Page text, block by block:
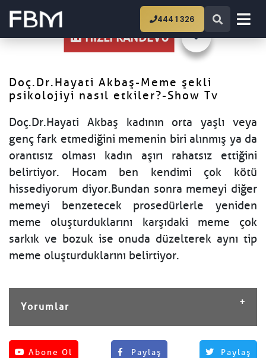
444 1 326
Doç.Dr.Hayati Akbaş-Meme şekli
psikolojiyi nasıl etkiler?-Show Tv
HIZLI RANDEVU
Doç.Dr.Hayati Akbaş-Meme şekli
psikolojiyi nasıl etkiler?-Show Tv
Doç.Dr.Hayati Akbaş kadının orta yaşlı veya
genç fark etmediğini memenin biri alınmış ya da
orantısız olması kadın aşırı rahatsız ettiğini
belirtiyor. Hocam ben kendimi çok kötü
hissediyorum diyor.Bundan sonra memeyi diğer
memeyi benzetecek prosedürlerle yeniden
meme oluşturduklarını karşıdaki meme çok
sarkık ve bozuk ise onuda düzelterek aynı tip
meme oluşturduklarını belirtiyor.
Abone Ol Paylaş Paylaş
Yorumlar
Henüz yorum yapılmamış.